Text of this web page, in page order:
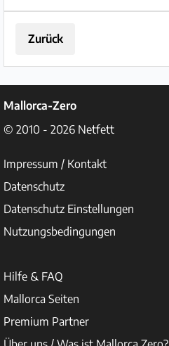
Zurück
Mallorca-Zero
© 2010 - 2026 Netfett
Impressum / Kontakt
Datenschutz
Datenschutz Einstellungen
Nutzungsbedingungen
Hilfe & FAQ
Mallorca Seiten
Premium Partner